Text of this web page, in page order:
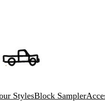
StylesBlock Sampler